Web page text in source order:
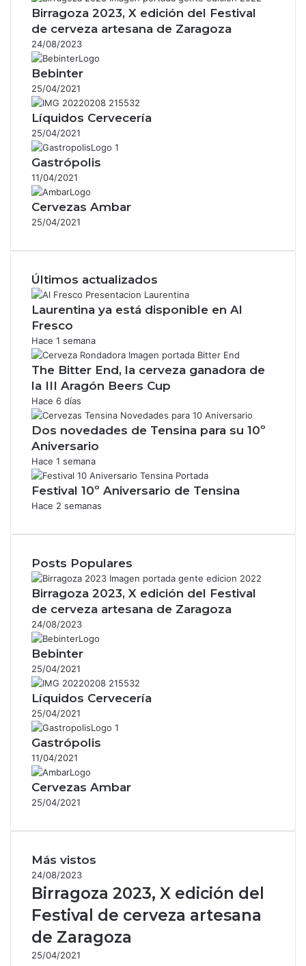
Birragoza 2023, X edición del Festival
de cerveza artesana de Zaragoza
24/08/2023
Bebinter
25/04/2021
Líquidos Cervecería
25/04/2021
Gastrópolis
11/04/2021
Cervezas Ambar
25/04/2021
Últimos actualizados
Laurentina ya está disponible en Al
Fresco
Hace 1 semana
The Bitter End, la cerveza ganadora de
la III Aragón Beers Cup
Hace 6 días
Dos novedades de Tensina para su 10º
Aniversario
Hace 1 semana
Festival 10º Aniversario de Tensina
Hace 2 semanas
Posts Populares
Birragoza 2023, X edición del Festival
de cerveza artesana de Zaragoza
24/08/2023
Bebinter
25/04/2021
Líquidos Cervecería
25/04/2021
Gastrópolis
11/04/2021
Cervezas Ambar
25/04/2021
Más vistos
24/08/2023
Birragoza 2023, X edición del
Festival de cerveza artesana
de Zaragoza
25/04/2021